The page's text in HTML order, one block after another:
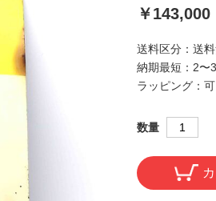
￥143,000
送料区分： 送
納期最短： 2〜
ラッピング： 可
数量